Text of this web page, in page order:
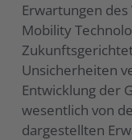
Erwartungen
Mobility
Unsicherheiten
Entwicklung der
wesentlich von
dargestellten